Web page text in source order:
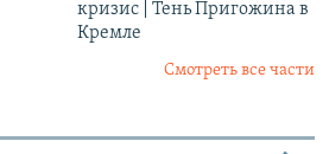
кризис | Тень Пригожина в
Кремле
Смотреть все части